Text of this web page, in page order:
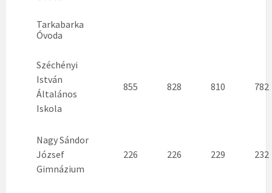
Tarkabarka
Óvoda
Széchényi
István
Általános
Iskola
855 828 810 782
Nagy Sándor
József
Gimnázium
226 226 229 232